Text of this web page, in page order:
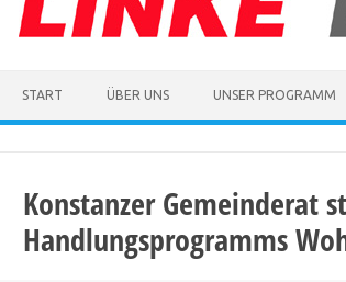
START ÜBER UNS UNSER PROGRAMM
Konstanzer Gemeinderat
Handlungsprogramms